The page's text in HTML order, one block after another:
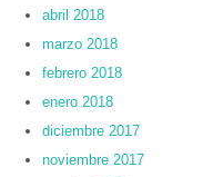
abril 2018
marzo 2018
febrero 2018
enero 2018
diciembre 2017
noviembre 2017